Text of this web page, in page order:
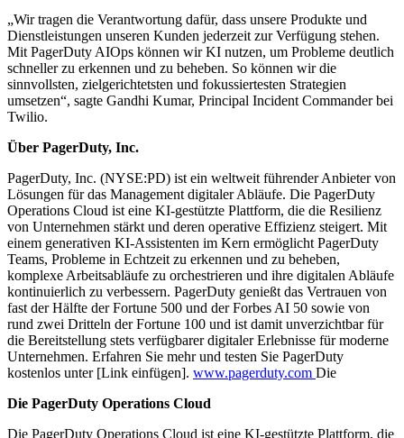
„Wir tragen die Verantwortung dafür, dass unsere Produkte und
Dienstleistungen unseren Kunden jederzeit zur Verfügung stehen.
Mit PagerDuty AIOps können wir KI nutzen, um Probleme deutlich
schneller zu erkennen und zu beheben. So können wir die
sinnvollsten, zielgerichtetsten und fokussiertesten Strategien
umsetzen“, sagte Gandhi Kumar, Principal Incident Commander bei
Twilio.
Über PagerDuty, Inc.
PagerDuty, Inc. (NYSE:PD) ist ein weltweit führender Anbieter von
Lösungen für das Management digitaler Abläufe. Die PagerDuty
Operations Cloud ist eine KI-gestützte Plattform, die die Resilienz
von Unternehmen stärkt und deren operative Effizienz steigert. Mit
einem generativen KI-Assistenten im Kern ermöglicht PagerDuty
Teams, Probleme in Echtzeit zu erkennen und zu beheben,
komplexe Arbeitsabläufe zu orchestrieren und ihre digitalen Abläufe
kontinuierlich zu verbessern. PagerDuty genießt das Vertrauen von
fast der Hälfte der Fortune 500 und der Forbes AI 50 sowie von
rund zwei Dritteln der Fortune 100 und ist damit unverzichtbar für
die Bereitstellung stets verfügbarer digitaler Erlebnisse für moderne
Unternehmen. Erfahren Sie mehr und testen Sie PagerDuty
kostenlos unter [Link einfügen]. www.pagerduty.com Die
Die PagerDuty Operations Cloud
Die PagerDuty Operations Cloud ist eine KI-gestützte Plattform, die